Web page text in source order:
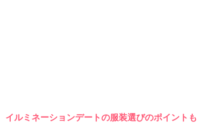
イルミネーションデートの服装選びのポイントも